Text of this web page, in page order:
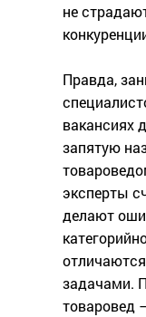
не
Правда,
вакансиях
запятую
эксперты
делают
задачами.
товаровед